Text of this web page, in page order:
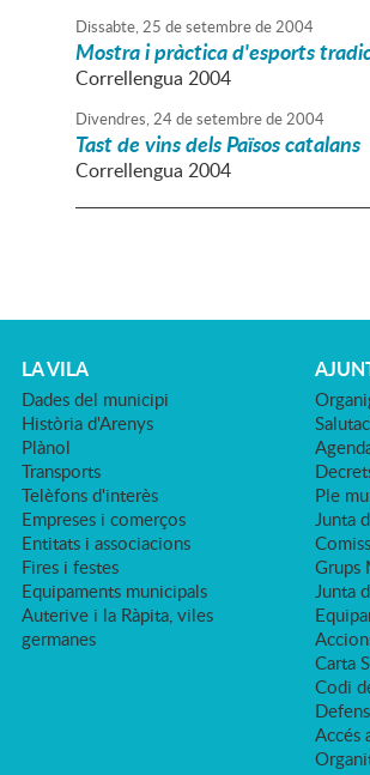
Dissabte,25 desetembrede2004
Mostra i pràctica d'esports
Correllengua 2004
Divendres,24desetembrede2004
Tast de vins dels Països catalans
Correllengua 2004
LA VILA
Dades del municipi
Història d'Arenys
Plànol
Transports
Telèfons d'interès
Empreses i comerços
Entitats i associacions
Fires i festes
Equipaments municipals
Auterive i la Ràpita, viles
germanes
Ple
Junta
Grups
Junta
Carta
Codi
Accés